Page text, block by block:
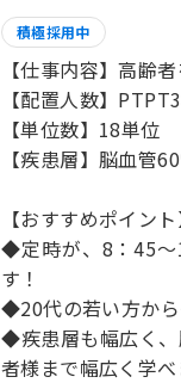
積極採用中
【仕事内容】高齢
【配置人数】
【単位数】18単位
【疾患層】脳血
【おすすめポイント
◆定時が、8：45～
す！
◆20代の若い方から
◆疾患層も幅広く、
者様まで幅広く学